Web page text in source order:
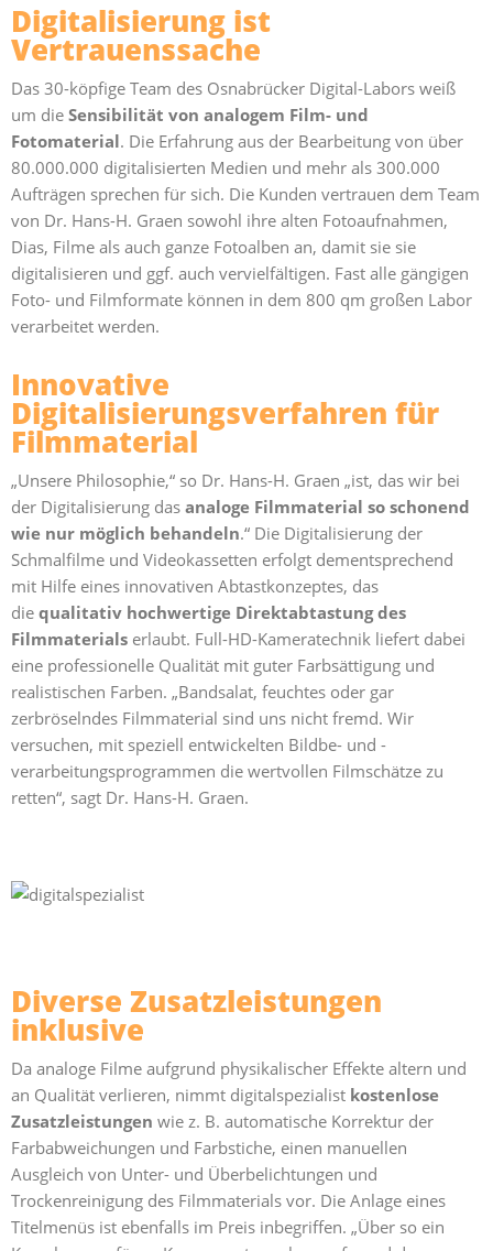
Digitalisierung ist
Vertrauenssache
Das 30-köpfige Team des Osnabrücker Digital-Labors weiß
um die Sensibilität von analogem Film- und
Fotomaterial. Die Erfahrung aus der Bearbeitung von über
80.000.000 digitalisierten Medien und mehr als 300.000
Aufträgen sprechen für sich. Die Kunden vertrauen dem Team
von Dr. Hans-H. Graen sowohl ihre alten Fotoaufnahmen,
Dias, Filme als auch ganze Fotoalben an, damit sie sie
digitalisieren und ggf. auch vervielfältigen. Fast alle gängigen
Foto- und Filmformate können in dem 800 qm großen Labor
verarbeitet werden.
Innovative
Digitalisierungsverfahren für
Filmmaterial
„Unsere Philosophie,“ so Dr. Hans-H. Graen „ist, das wir bei
der Digitalisierung das analoge Filmmaterial so schonend
wie nur möglich behandeln.“ Die Digitalisierung der
Schmalfilme und Videokassetten erfolgt dementsprechend
mit Hilfe eines innovativen Abtastkonzeptes, das
die qualitativ hochwertige Direktabtastung des
Filmmaterials erlaubt. Full-HD-Kameratechnik liefert dabei
eine professionelle Qualität mit guter Farbsättigung und
realistischen Farben. „Bandsalat, feuchtes oder gar
zerbröselndes Filmmaterial sind uns nicht fremd. Wir
versuchen, mit speziell entwickelten Bildbe- und -
verarbeitungsprogrammen die wertvollen Filmschätze zu
retten“, sagt Dr. Hans-H. Graen.
Diverse Zusatzleistungen
inklusive
Da analoge Filme aufgrund physikalischer Effekte altern und
an Qualität verlieren, nimmt digitalspezialist kostenlose
Zusatzleistungen wie z. B. automatische Korrektur der
Farbabweichungen und Farbstiche, einen manuellen
Ausgleich von Unter- und Überbelichtungen und
Trockenreinigung des Filmmaterials vor. Die Anlage eines
Titelmenüs ist ebenfalls im Preis inbegriffen. „Über so ein